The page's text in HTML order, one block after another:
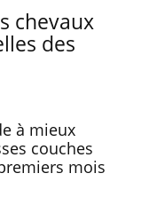
chevaux
des
à mieux
couches
mois